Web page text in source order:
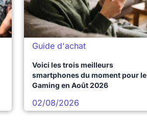
Guide d'achat
Voici les trois meilleurs
smartphones du moment pour le
Gaming en Août 2026
02/08/2026